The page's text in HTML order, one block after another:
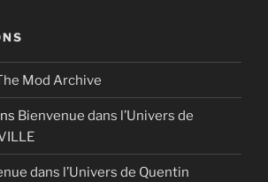
Mod Archive
Bienvenue dans l’Univers de
dans l’Univers de Quentin